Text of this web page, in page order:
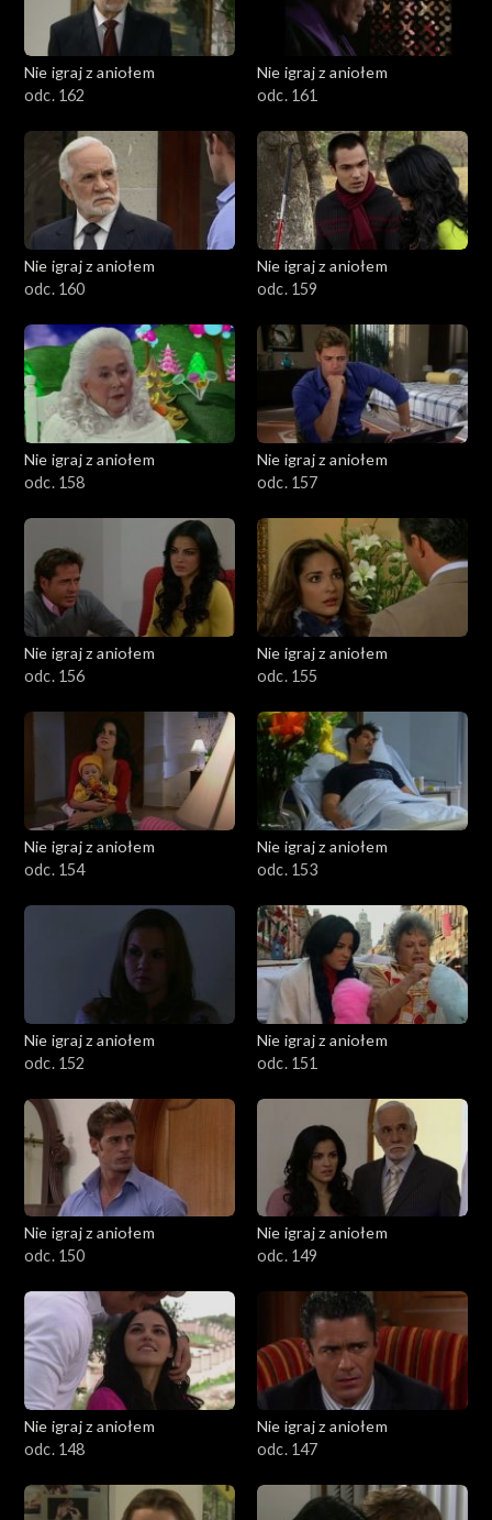
Nie igraj z aniołem
odc. 162
Nie igraj z aniołem
odc. 161
Nie igraj z aniołem
odc. 160
Nie igraj z aniołem
odc. 159
Nie igraj z aniołem
odc. 158
Nie igraj z aniołem
odc. 157
Nie igraj z aniołem
odc. 156
Nie igraj z aniołem
odc. 155
Nie igraj z aniołem
odc. 154
Nie igraj z aniołem
odc. 153
Nie igraj z aniołem
odc. 152
Nie igraj z aniołem
odc. 151
Nie igraj z aniołem
odc. 150
Nie igraj z aniołem
odc. 149
Nie igraj z aniołem
odc. 148
Nie igraj z aniołem
odc. 147